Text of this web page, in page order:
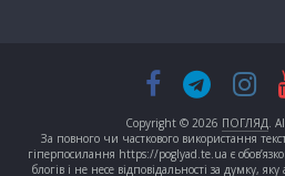
Copyright © 2026 ПОГЛЯД .
За повного чи часткового використання
гіперпосилання https://poglyad.te.ua є
блогів і не несе відповідальності за думку,